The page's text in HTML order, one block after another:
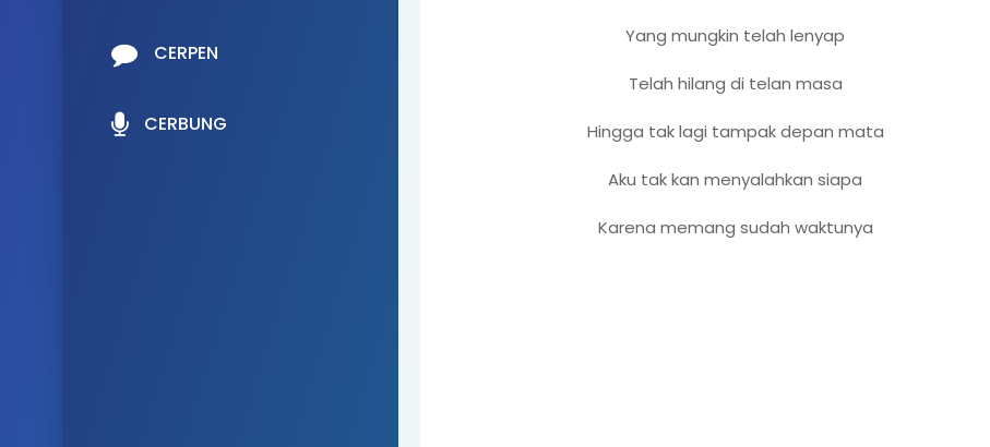
CERPEN
CERBUNG
Yang mungkin telah lenyap
Telah hilang di telan masa
Hingga tak lagi tampak depan mata
Aku tak kan menyalahkan siapa
Karena memang sudah waktunya